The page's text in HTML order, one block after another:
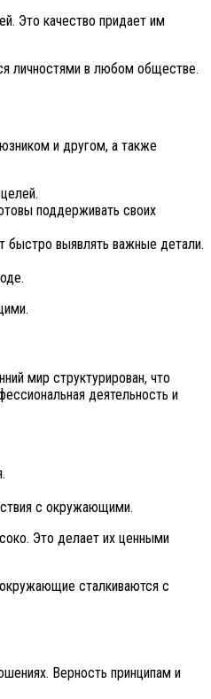
Это качество придает им
личностями в любом обществе.
и другом, а также
поддерживать своих
быстро выявлять важные детали.
мир структурирован, что
деятельность и
с окружающими.
Это делает их ценными
сталкиваются с
Верность принципам и